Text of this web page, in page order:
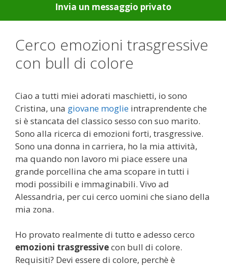
Invia un messaggio privato
Cerco emozioni trasgressive
con bull di colore
Ciao a tutti miei adorati maschietti, io sono
Cristina, una giovane moglie intraprendente che
si è stancata del classico sesso con suo marito.
Sono alla ricerca di emozioni forti, trasgressive.
Sono una donna in carriera, ho la mia attività,
ma quando non lavoro mi piace essere una
grande porcellina che ama scopare in tutti i
modi possibili e immaginabili. Vivo ad
Alessandria, per cui cerco uomini che siano della
mia zona.
Ho provato realmente di tutto e adesso cerco
emozioni trasgressivecon bull di colore.
Requisiti? Devi essere di colore, perchè è